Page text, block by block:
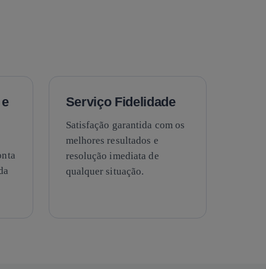
Serviço Fidelidade
Satisfação garantida com os
melhores resultados e
resolução imediata de
qualquer situação.